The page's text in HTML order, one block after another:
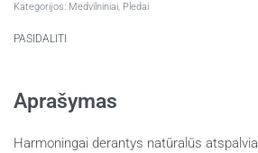
Kategorijos: Medvilniniai, Pledai
PASIDALITI
Aprašymas
Harmoningai derantys natūralūs